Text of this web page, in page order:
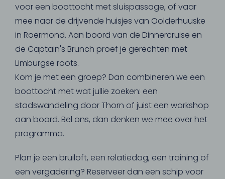
voor een boottocht met sluispassage, of vaar
mee naar de drijvende huisjes van Oolderhuuske
in Roermond. Aan boord van de Dinnercruise en
de Captain's Brunch proef je gerechten met
Limburgse roots.
Kom je met een groep? Dan combineren we een
boottocht met wat jullie zoeken: een
stadswandeling door Thorn of juist een workshop
aan boord. Bel ons, dan denken we mee over het
programma.
Plan je een bruiloft, een relatiedag, een training of
een vergadering? Reserveer dan een schip voor